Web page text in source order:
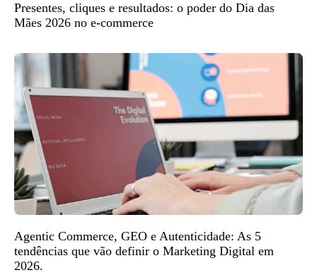
Presentes, cliques e resultados: o poder do Dia das
Mães 2026 no e-commerce
Agentic Commerce, GEO e Autenticidade: As 5
tendências que vão definir o Marketing Digital em
2026.